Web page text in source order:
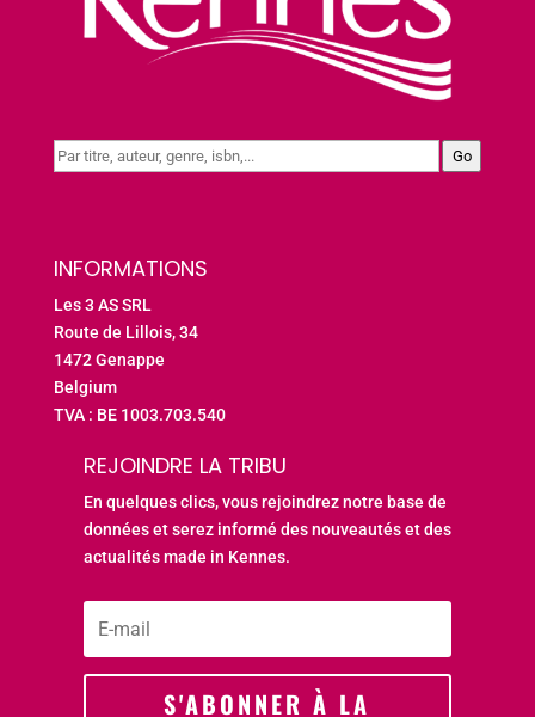
Go
INFORMATIONS
Les 3 AS SRL
Route de Lillois, 34
1472 Genappe
Belgium
TVA : BE 1003.703.540
REJOINDRE LA TRIBU
En quelques clics, vous rejoindrez notre base de
données et serez informé des nouveautés et des
actualités made in Kennes.
S'ABONNER À LA